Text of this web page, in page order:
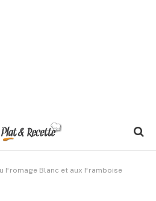
Fromage Blanc et aux Framboise